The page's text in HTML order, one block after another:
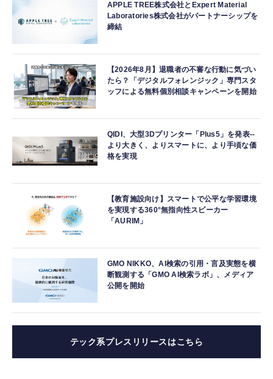
APPLE TREE株式会社とExpert Material
Laboratories株式会社がパートナーシップを
締結
【2026年8月】退職者の不審な行動に気づい
たら？「デジタルフォレンジック」専門スタ
ッフによる無料個別相談キャンペーンを開始
QIDI、大型3Dプリンター「Plus5」を発表--
より大きく、よりスマートに、より手頃な価
格を実現
【教育施設向け】スマートで公平な学習環境
を実現する360°無指向性スピーカー
「AURIM」
GMO NIKKO、AI検索の引用・言及実態を横
断観測する「GMO AI検索ラボ」、メディア
公開を開始
テック系プレスリリースはこちら